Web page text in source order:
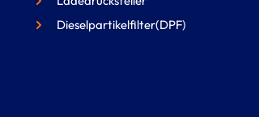
Dieselpartikelfilter(DPF)